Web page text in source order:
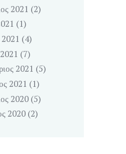
2021 (2)
(1)
2021 (4)
2021 (7)
2021 (5)
2021 (1)
2020 (5)
2020 (2)